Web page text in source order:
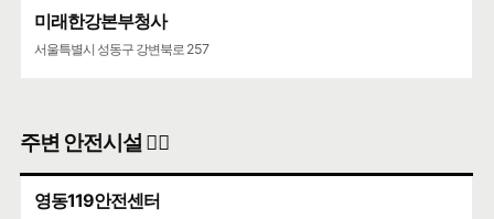
미래한강본부청사
서울특별시 성동구 강변북로 257
주변 안전시설 👮‍♀️
영동119안전센터